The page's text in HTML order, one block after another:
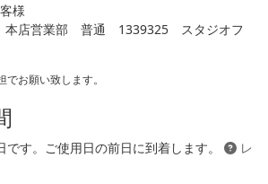
様
本店営業部 普通 1339325 スタジオフ
お願い致します。
です。ご使用日の前日に到着します。
レ